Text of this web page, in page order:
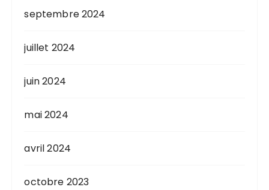
septembre 2024
juillet 2024
juin 2024
mai 2024
avril 2024
octobre 2023